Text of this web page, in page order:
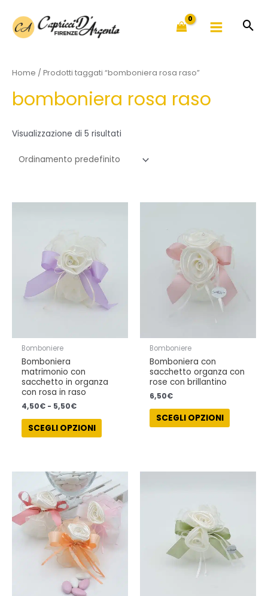
contenuto
Home / Prodotti taggati “bomboniera rosa raso”
bomboniera rosa raso
Visualizzazione di 5 risultati
Bomboniere
Bomboniera
matrimonio con
sacchetto in organza
con rosa in raso
4,50€ - 5,50€
4,50€
a
5,50€
SCEGLI OPZIONI
più
varianti.
Le
opzioni
possono
essere
nella
prodotto
Bomboniere
Bomboniera con
sacchetto organza con
rose con brillantino
6,50€
SCEGLI OPZIONI
più
varianti.
Le
opzioni
possono
nella
Fascia
di
prezzo:
da
4,50€
a
5,50€
Questo
prodotto
ha
più
varianti.
Le
opzioni
possono
essere
varianti.
Le
opzioni
possono